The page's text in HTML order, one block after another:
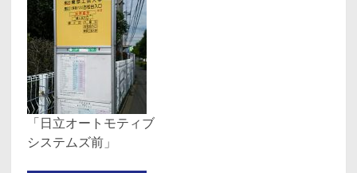
「日立オートモティブ
システムズ前」